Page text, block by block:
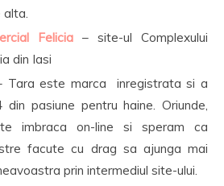
alta.
Felicia – site-ul Complexului
din Iasi
Tara este marca inregistrata si a
pasiune pentru haine. Oriunde,
imbraca on-line si speram ca
facute cu drag sa ajunga mai
prin intermediul site-ului.